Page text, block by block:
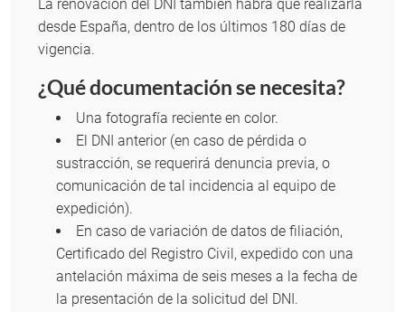
La renovación del DNI también habrá que realizarla
desde España, dentro de los últimos 180 días de
vigencia.
¿Qué documentación se necesita?
Una fotografía reciente en color.
El DNI anterior (en caso de pérdida o
sustracción, se requerirá denuncia previa, o
comunicación de tal incidencia al equipo de
expedición).
En caso de variación de datos de filiación,
Certificado del Registro Civil, expedido con una
antelación máxima de seis meses a la fecha de
la presentación de la solicitud del DNI.